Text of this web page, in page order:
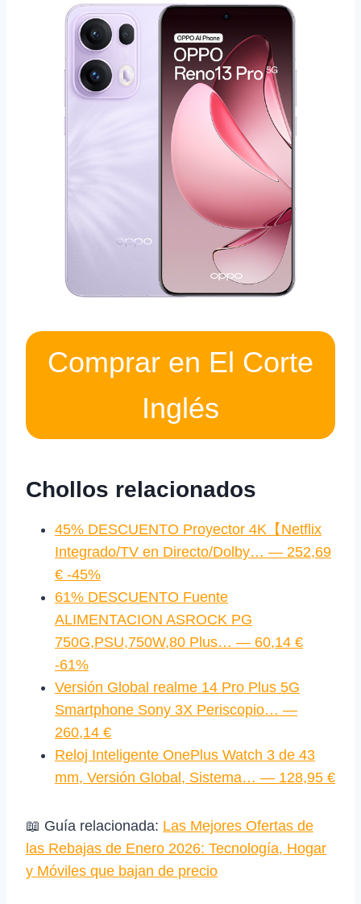
Comprar en El Corte
Inglés
Chollos relacionados
45% DESCUENTO Proyector 4K【Netflix
Integrado/TV en Directo/Dolby… — 252,69
€ -45%
61% DESCUENTO Fuente
ALIMENTACION ASROCK PG
750G,PSU,750W,80 Plus… — 60,14 €
-61%
Versión Global realme 14 Pro Plus 5G
Smartphone Sony 3X Periscopio… —
260,14 €
Reloj Inteligente OnePlus Watch 3 de 43
mm, Versión Global, Sistema… — 128,95 €
📖 Guía relacionada: Las Mejores Ofertas de
las Rebajas de Enero 2026: Tecnología, Hogar
y Móviles que bajan de precio